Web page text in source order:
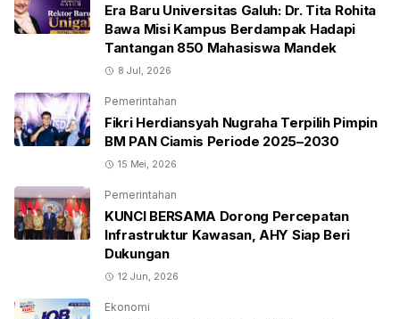
Era Baru Universitas Galuh: Dr. Tita Rohita
Bawa Misi Kampus Berdampak Hadapi
Tantangan 850 Mahasiswa Mandek
8 Jul, 2026
Pemerintahan
Fikri Herdiansyah Nugraha Terpilih Pimpin
BM PAN Ciamis Periode 2025–2030
15 Mei, 2026
Pemerintahan
KUNCI BERSAMA Dorong Percepatan
Infrastruktur Kawasan, AHY Siap Beri
Dukungan
12 Jun, 2026
Ekonomi